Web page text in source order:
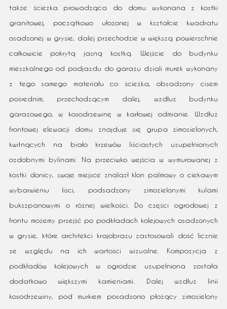
także ścieżka prowadząca do domu wykonana z kostki
granitowej, początkowo ułożonej w kształcie kwadratu
osadzonej w grysie, dalej przechodzie w większą powierzchnie
całkowicie pokrytą jasną kostką. Wejście do budynku
mieszkalnego od podjazdu do garażu dziali murek wykonany
z tego samego materiału co ścieżka, obsadzony cisem
pośrednim, przechodzącym dalej, wzdłuż budynku
garażowego, w kosodrzewinę w karłowej odmianie. Wzdłuż
frontowej elewacji domu znajduje się grupa zimozielonych,
kwitnących na biało krzewów liściastych uzupełnionych
ozdobnymi bylinami. Na przeciwko wejścia w wymurowanej z
kostki donicy, swoje miejsce znalazł klon palmowy o ciekawym
wybarwieniu liści, podsadzony zimozielonymi kulami
bukszpanowymi o różnej wielkości. Do części ogrodowej z
frontu możemy przejść po podkładach kolejowych osadzonych
w grysie, które architekci krajobrazu zastosowali dość licznie
ze względu na ich wartości wizualne. Kompozycja z
podkładów kolejowych w ogrodzie uzupełniona została
dodatkowo większymi kamieniami. Dalej wzdłuż linii
kosodrzewiny, pod murkiem posadzono płożący zimozielony